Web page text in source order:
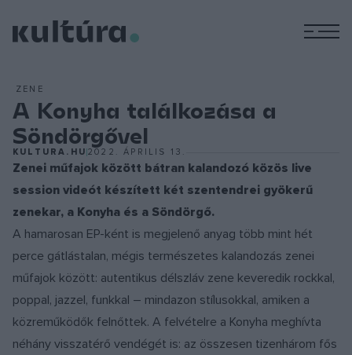
ZENE
A Konyha találkozása a
Söndörgővel
KULTURA.HU 2022. ÁPRILIS 13.
Zenei műfajok között bátran kalandozó közös live
session videót készített két szentendrei gyökerű
zenekar, a Konyha és a Söndörgő.
A hamarosan EP-ként is megjelenő anyag több mint hét
perce gátlástalan, mégis természetes kalandozás zenei
műfajok között: autentikus délszláv zene keveredik rockkal,
poppal, jazzel, funkkal – mindazon stílusokkal, amiken a
közreműködők felnőttek. A felvételre a Konyha meghívta
néhány visszatérő vendégét is: az összesen tizenhárom fős